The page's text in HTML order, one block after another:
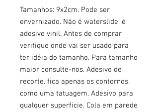
Tamanhos: 9x2cm. Pode ser
envernizado. Não é waterslide, é
adesivo vinil. Antes de comprar
verifique onde vai ser usado para
ter idéia do tamanho. Para tamanho
maior consulte-nos. Adesivo de
recorte. fica apenas os contornos,
como uma tatuagem. Adesivo para
qualquer superficie. Cola em parede